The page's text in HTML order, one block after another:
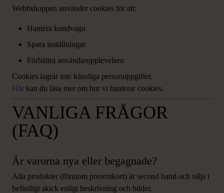
Webbshoppen använder cookies för att:
Hantera kundvagn
Spara inställningar
Förbättra användarupplevelsen
Cookies lagrar inte känsliga personuppgifter.
Här kan du läsa mer om hur vi hanterar cookies.
VANLIGA FRÅGOR
(FAQ)
Är varorna nya eller begagnade?
Alla produkter (förutom presentkort) är second hand och säljs i
befintligt skick enligt beskrivning och bilder.